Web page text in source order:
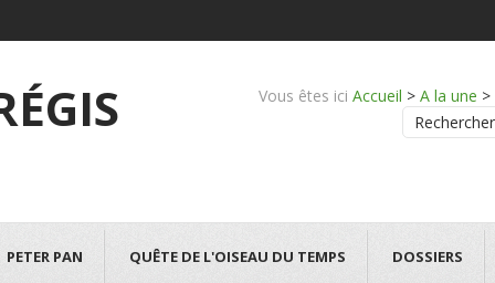
Vous êtes ici Accueil > A la une >
Rechercher
PETER PAN QUÊTE DE L'OISEAU DU TEMPS DOSSIERS